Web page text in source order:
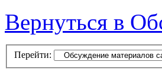
Вернуться в
Перейти: